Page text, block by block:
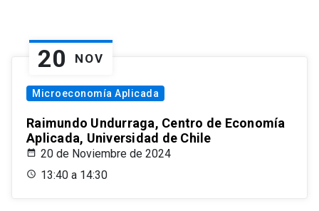
20 NOV
Microeconomía Aplicada
Raimundo Undurraga, Centro de Economía
Aplicada, Universidad de Chile
20 de Noviembre de 2024
13:40 a 14:30